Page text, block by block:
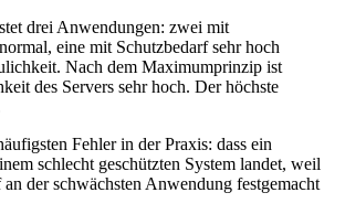
drei Anwendungen: zwei mit
eine mit Schutzbedarf sehr hoch
Nach dem Maximumprinzip ist
des Servers sehr hoch. Der höchste
Fehler in der Praxis: dass ein
schlecht geschützten System landet, weil
an der schwächsten Anwendung festgemacht